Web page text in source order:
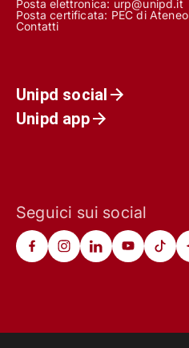
Posta elettronica: urp@unipd.it
Posta certificata: PEC di Ateneo
Contatti
Unipd social
Unipd app
Seguici sui social